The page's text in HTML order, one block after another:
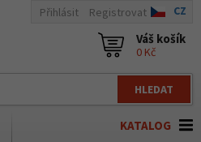
HLEDAT
Přihlásit Registrovat CZ
Váš košík
0 Kč
KATALOG